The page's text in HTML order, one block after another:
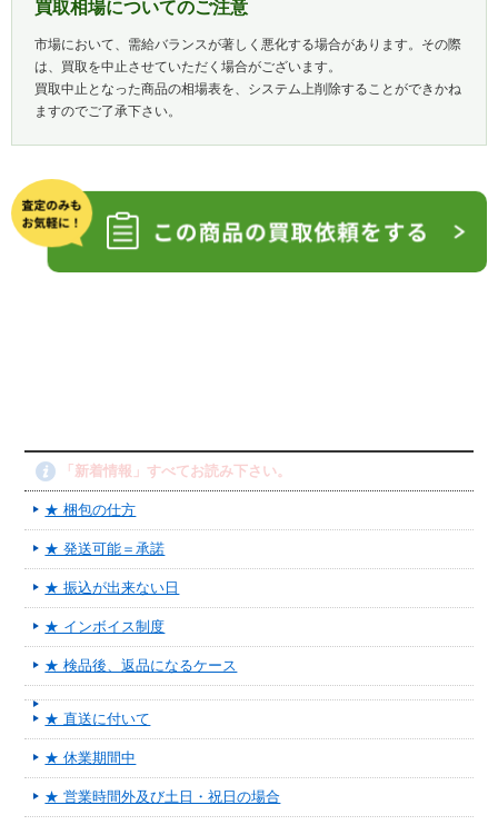
買取相場についてのご注意
市場において、需給バランスが著しく悪化する場合があります。その際
は、買取を中止させていただく場合がございます。
買取中止となった商品の相場表を、システム上削除することができかね
ますのでご了承下さい。
「新着情報」すべてお読み下さい。
★ 梱包の仕方
★ 発送可能＝承諾
★ 振込が出来ない日
★ インボイス制度
★ 検品後、返品になるケース
★ 直送に付いて
★ 休業期間中
★ 営業時間外及び土日・祝日の場合